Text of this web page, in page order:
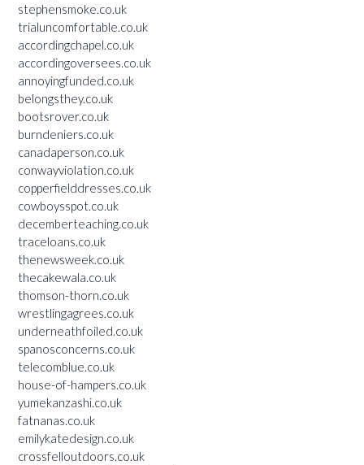
stephensmoke.co.uk
trialuncomfortable.co.uk
accordingchapel.co.uk
accordingoversees.co.uk
annoyingfunded.co.uk
belongsthey.co.uk
bootsrover.co.uk
burndeniers.co.uk
canadaperson.co.uk
conwayviolation.co.uk
copperfielddresses.co.uk
cowboysspot.co.uk
decemberteaching.co.uk
traceloans.co.uk
thenewsweek.co.uk
thecakewala.co.uk
thomson-thorn.co.uk
wrestlingagrees.co.uk
underneathfoiled.co.uk
spanosconcerns.co.uk
telecomblue.co.uk
house-of-hampers.co.uk
yumekanzashi.co.uk
fatnanas.co.uk
emilykatedesign.co.uk
crossfelloutdoors.co.uk